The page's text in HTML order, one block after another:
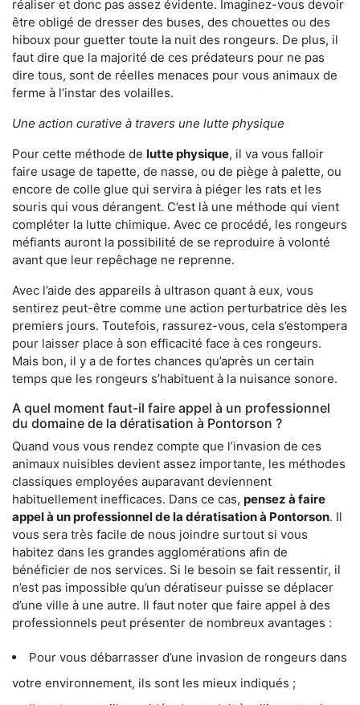
réaliser et donc pas assez évidente. Imaginez-vous devoir
être obligé de dresser des buses, des chouettes ou des
hiboux pour guetter toute la nuit des rongeurs. De plus, il
faut dire que la majorité de ces prédateurs pour ne pas
dire tous, sont de réelles menaces pour vous animaux de
ferme à l’instar des volailles.
Une action curative à travers une lutte physique
Pour cette méthode de lutte physique, il va vous falloir
faire usage de tapette, de nasse, ou de piège à palette, ou
encore de colle glue qui servira à piéger les rats et les
souris qui vous dérangent. C’est là une méthode qui vient
compléter la lutte chimique. Avec ce procédé, les rongeurs
méfiants auront la possibilité de se reproduire à volonté
avant que leur repêchage ne reprenne.
Avec l’aide des appareils à ultrason quant à eux, vous
sentirez peut-être comme une action perturbatrice dès les
premiers jours. Toutefois, rassurez-vous, cela s’estompera
pour laisser place à son efficacité face à ces rongeurs.
Mais bon, il y a de fortes chances qu’après un certain
temps que les rongeurs s’habituent à la nuisance sonore.
A quel moment faut-il faire appel à un professionnel
du domaine de la dératisation à Pontorson ?
Quand vous vous rendez compte que l’invasion de ces
animaux nuisibles devient assez importante, les méthodes
classiques employées auparavant deviennent
habituellement inefficaces. Dans ce cas, pensez à faire
appel à un professionnel de la dératisation à Pontorson. Il
vous sera très facile de nous joindre surtout si vous
habitez dans les grandes agglomérations afin de
bénéficier de nos services. Si le besoin se fait ressentir, il
n’est pas impossible qu’un dératiseur puisse se déplacer
d’une ville à une autre. Il faut noter que faire appel à des
professionnels peut présenter de nombreux avantages :
Pour vous débarrasser d’une invasion de rongeurs dans
votre environnement, ils sont les mieux indiqués ;